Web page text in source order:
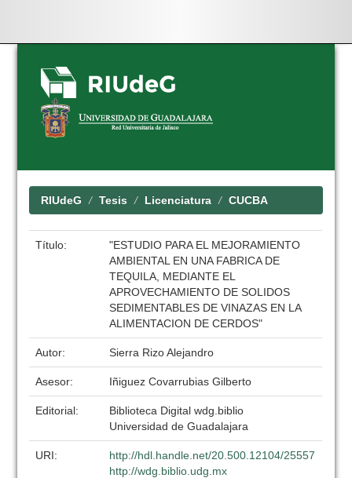
Skip
navigation
RIUdeG Tesis Licenciatura CUCBA
Título:
"ESTUDIO PARA EL MEJORAMIENTO
AMBIENTAL EN UNA FABRICA DE
TEQUILA, MEDIANTE EL
APROVECHAMIENTO DE SOLIDOS
SEDIMENTABLES DE VINAZAS EN LA
ALIMENTACION DE CERDOS"
Autor: Sierra Rizo Alejandro
Asesor: Iñiguez Covarrubias Gilberto
Editorial:
Biblioteca Digital wdg.biblio
Universidad de Guadalajara
URI:
http://hdl.handle.net/20.500.12104/25557
http://wdg.biblio.udg.mx